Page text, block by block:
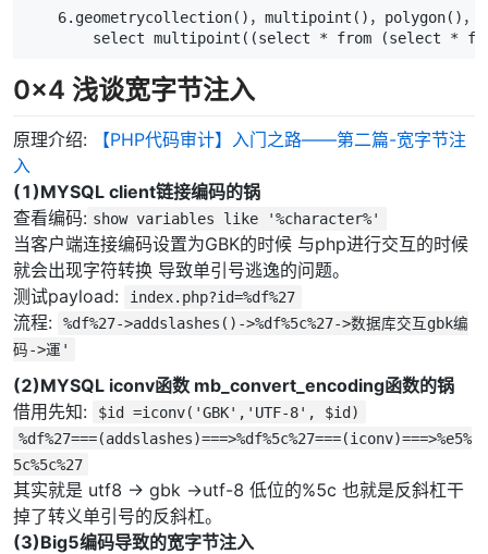
6.geometrycollection()，multipoint()，polygon()，
select multipoint((select * from (select *
0x4 浅谈宽字节注入
原理介绍:
【PHP代码审计】入门之路——第二篇-宽字节注
入
(1)MYSQL client链接编码的锅
查看编码: show variables like '%character%'
当客户端连接编码设置为GBK的时候 与php进行交互的时候
就会出现字符转换 导致单引号逃逸的问题。
测试payload:
index.php?id=%df%27
流程:
%df%27->addslashes()->%df%5c%27->数据库交互gbk编
码->運'
(2)MYSQL iconv函数 mb_convert_encoding函数的锅
借用先知:
$id =iconv('GBK','UTF-8', $id)
%df%27===(addslashes)===>%df%5c%27===(iconv)===>%e5%
5c%5c%27
其实就是 utf8 -> gbk ->utf-8 低位的%5c 也就是反斜杠干
掉了转义单引号的反斜杠。
(3)Big5编码导致的宽字节注入